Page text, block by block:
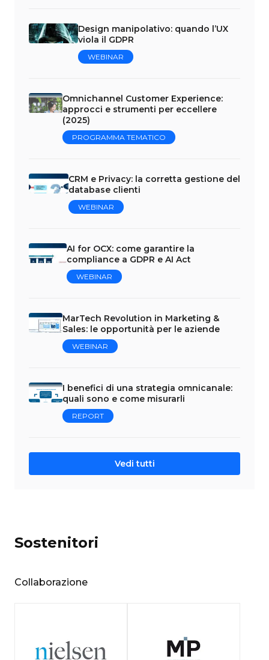
Design manipolativo: quando l’UX
viola il GDPR
WEBINAR
Omnichannel Customer Experience:
approcci e strumenti per eccellere
(2025)
PROGRAMMA TEMATICO
CRM e Privacy: la corretta gestione del
database clienti
WEBINAR
AI for OCX: come garantire la
compliance a GDPR e AI Act
WEBINAR
MarTech Revolution in Marketing &
Sales: le opportunità per le aziende
WEBINAR
I benefici di una strategia omnicanale:
quali sono e come misurarli
REPORT
Vedi tutti
Sostenitori
Collaborazione